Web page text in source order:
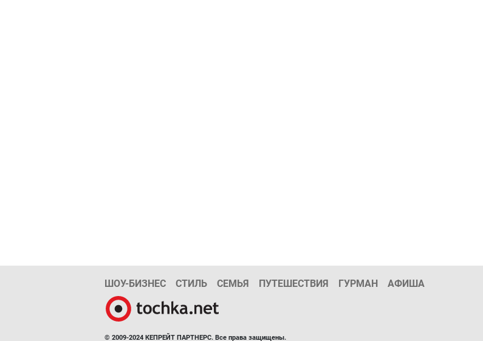
ШОУ-БИЗНЕС СТИЛЬ СЕМЬЯ ПУТЕШЕСТВИЯ ГУРМАН АФИША
© 2009-2024 КЕПРЕЙТ ПАРТНЕРС. Все права защищены.